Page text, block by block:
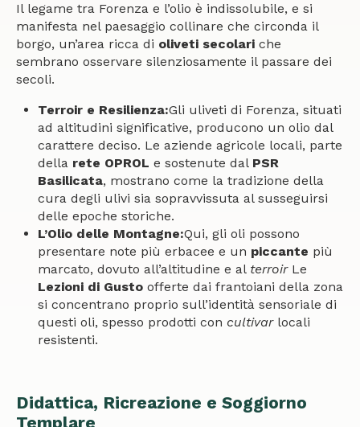
Il legame tra Forenza e l’olio è indissolubile, e si
manifesta nel paesaggio collinare che circonda il
borgo, un’area ricca di oliveti secolari che
sembrano osservare silenziosamente il passare dei
secoli.
Terroir e Resilienza:Gli uliveti di Forenza, situati
ad altitudini significative, producono un olio dal
carattere deciso. Le aziende agricole locali, parte
della rete OPROL e sostenute dal PSR
Basilicata, mostrano come la tradizione della
cura degli ulivi sia sopravvissuta al susseguirsi
delle epoche storiche.
L’Olio delle Montagne:Qui, gli oli possono
presentare note più erbacee e un piccante più
marcato, dovuto all’altitudine e al terroirLe
Lezioni di Gusto offerte dai frantoiani della zona
si concentrano proprio sull’identità sensoriale di
questi oli, spesso prodotti con cultivarlocali
resistenti.
Didattica, Ricreazione e Soggiorno
Templare